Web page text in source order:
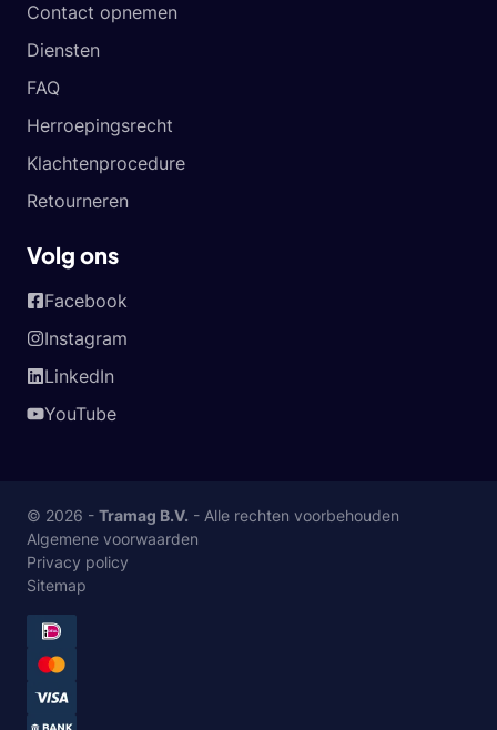
Contact opnemen
Diensten
FAQ
Herroepingsrecht
Klachtenprocedure
Retourneren
Volg ons
Facebook
Instagram
LinkedIn
YouTube
© 2026 - Tramag B.V. - Alle rechten voorbehouden
Algemene voorwaarden
Privacy policy
Sitemap